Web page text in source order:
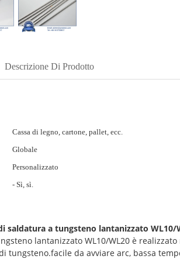
Descrizione Di Prodotto
Cassa di legno, cartone, pallet, ecc.
Globale
Personalizzato
- Sì, sì.
saldatura a tungsteno lantanizzato WL10/
lantanizzato WL10/WL20 è
tungsteno.facile da avviare arc, bassa